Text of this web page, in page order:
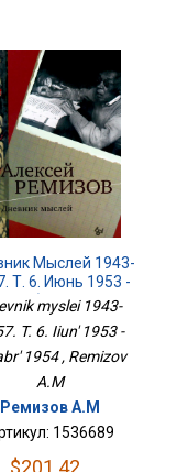
Мыслей 1943-
Т. 6. Июнь 1953 -
Ноябрь 1954
myslei 1943-
T. 6. Iiun' 1953 -
1954 , Remizov
A.M
Ремизов А.М
1536689
$201.42